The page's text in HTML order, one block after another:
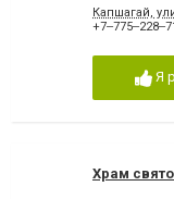
Капшагай,
Я
Храм